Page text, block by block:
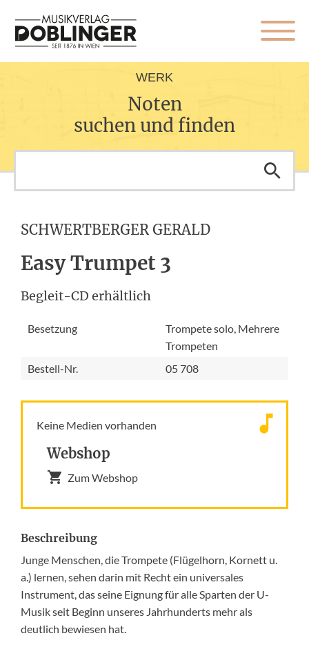
WERK
Noten
suchen und finden
SCHWERTBERGER GERALD
Easy Trumpet 3
Begleit-CD erhältlich
Besetzung
Trompete solo, Mehrere
Trompeten
Bestell-Nr.
05 708
Keine Medien vorhanden
Webshop
Zum Webshop
Beschreibung
Junge Menschen, die Trompete (Flügelhorn, Kornett u.
a.) lernen, sehen darin mit Recht ein universales
Instrument, das seine Eignung für alle Sparten der U-
Musik seit Beginn unseres Jahrhunderts mehr als
deutlich bewiesen hat.